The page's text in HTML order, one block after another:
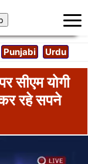
Punjabi Urdu
सीएम योगी
कर रहे सपने